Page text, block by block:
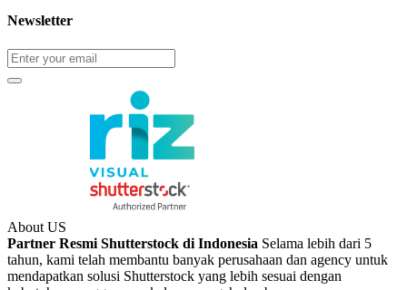
Newsletter
About US
Partner Resmi Shutterstock di Indonesia Selama lebih dari 5
tahun, kami telah membantu banyak perusahaan dan agency untuk
mendapatkan solusi Shutterstock yang lebih sesuai dengan